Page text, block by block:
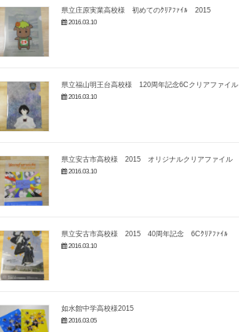
県立庄原実業高校様 初めてのｸﾘｱﾌｧｲﾙ 2015
2016.03.10
県立福山明王台高校様 120周年記念6Cクリアファイル
2016.03.10
県立安古市高校様 2015 オリジナルクリアファイル
2016.03.10
県立安古市高校様 2015 40周年記念 6Cｸﾘｱﾌｧｲﾙ
2016.03.10
如水館中学高校様2015
2016.03.05